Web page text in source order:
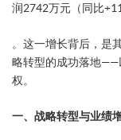
润2742万元（同比
。这一增长背后，是
略转型的成功落地——
权。
一、战略转型与业绩